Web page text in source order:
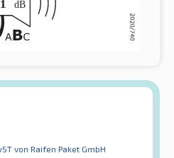
von Raifen Paket GmbH